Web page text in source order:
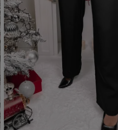
Dodaj do koszyka